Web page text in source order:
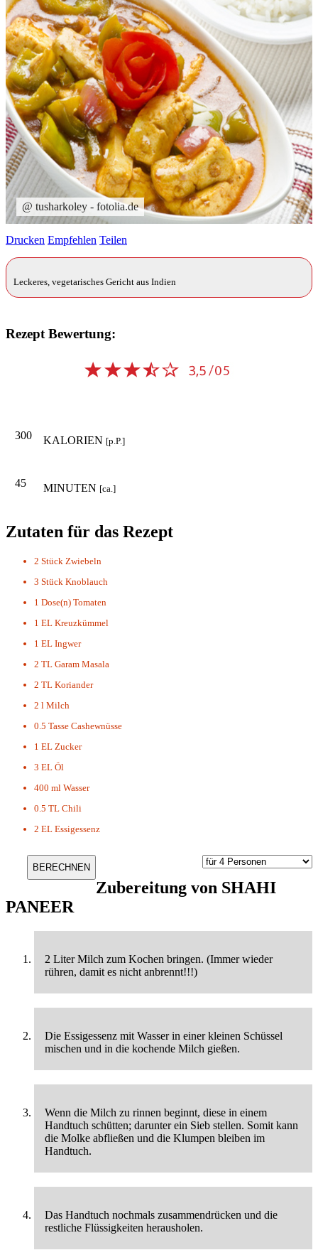
@ tusharkoley - fotolia.de
Drucken Empfehlen Teilen
Leckeres, vegetarisches Gericht aus Indien
Rezept Bewertung:
300 KALORIEN [p.P.]
45 MINUTEN [ca.]
Zutaten für das Rezept
2 Stück Zwiebeln
3 Stück Knoblauch
1 Dose(n) Tomaten
1 EL Kreuzkümmel
1 EL Ingwer
2 TL Garam Masala
2 TL Koriander
2 l Milch
0.5 Tasse Cashewnüsse
1 EL Zucker
3 EL Öl
400 ml Wasser
0.5 TL Chili
2 EL Essigessenz
Zubereitung von SHAHI
PANEER
2 Liter Milch zum Kochen bringen. (Immer wieder
rühren, damit es nicht anbrennt!!!)
Die Essigessenz mit Wasser in einer kleinen Schüssel
mischen und in die kochende Milch gießen.
Wenn die Milch zu rinnen beginnt, diese in einem
Handtuch schütten; darunter ein Sieb stellen. Somit kann
die Molke abfließen und die Klumpen bleiben im
Handtuch.
Das Handtuch nochmals zusammendrücken und die
restliche Flüssigkeiten herausholen.